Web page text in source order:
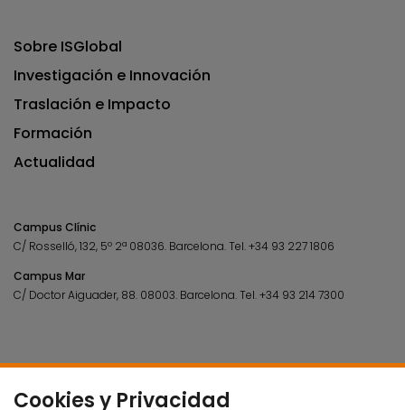
Cookies y Privacidad
Sobre ISGlobal
Investigación e Innovación
Traslación e Impacto
Formación
Actualidad
Campus Clínic
C/ Rosselló, 132, 5º 2ª 08036. Barcelona.Tel.+34 93 227 1806
Campus Mar
C/ Doctor Aiguader, 88. 08003. Barcelona.Tel.+34 93 214 7300